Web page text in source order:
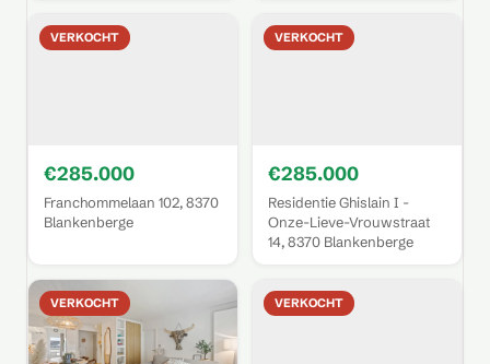
VERKOCHT
€285.000
Franchommelaan 102, 8370
Blankenberge
VERKOCHT
€285.000
Residentie Ghislain I -
Onze-Lieve-Vrouwstraat
14, 8370 Blankenberge
VERKOCHT VERKOCHT